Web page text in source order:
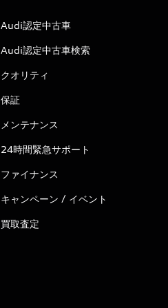
Audi認定中古車
Audi認定中古車検索
クオリティ
保証
メンテナンス
24時間緊急サポート
ファイナンス
キャンペーン / イベント
買取査定